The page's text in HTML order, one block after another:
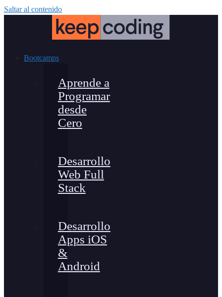
Saltar al contenido
Bootcamps
Aprende a
Programar
desde
Cero
Desarrollo
Web Full
Stack
Desarrollo
Apps iOS
&
Android